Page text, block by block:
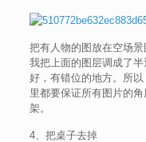
把有人物的图放在空场
我把上面的图层调成了
好，有错位的地方。所
里都要保证所有图片的
架。
4、把桌子去掉